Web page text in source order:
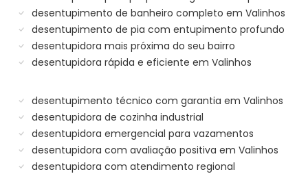
desentupimento de banheiro completo em Valinhos
desentupimento de pia com entupimento profundo
desentupidora mais próxima do seu bairro
desentupidora rápida e eficiente em Valinhos
desentupimento técnico com garantia em Valinhos
desentupidora de cozinha industrial
desentupidora emergencial para vazamentos
desentupidora com avaliação positiva em Valinhos
desentupidora com atendimento regional